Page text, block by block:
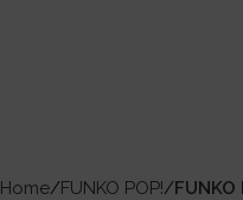
Home FUNKO POP! FUNKO